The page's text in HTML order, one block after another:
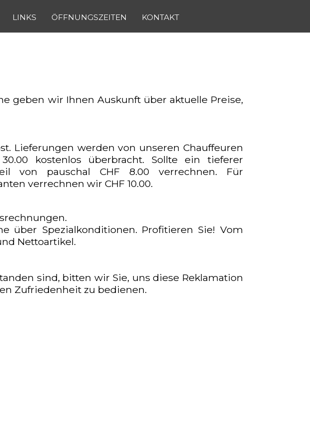
LINKS ÖFFNUNGSZEITEN KONTAKT
geben wir Ihnen Auskunft über aktuelle Preise,
Lieferungen werden von unseren Chauffeuren
kostenlos überbracht. Sollte ein tieferer
von pauschal CHF 8.00 verrechnen. Für
verrechnen wir CHF 10.00.
über Spezialkonditionen. Profitieren Sie! Vom
Nettoartikel.
sind, bitten wir Sie, uns diese Reklamation
Zufriedenheit zu bedienen.